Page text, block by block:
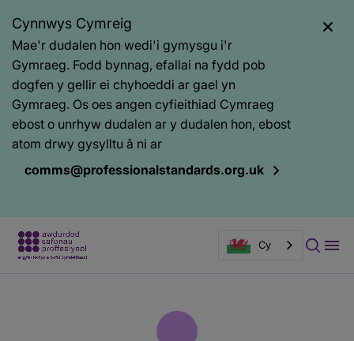
Cynnwys Cymreig
Mae'r dudalen hon wedi'i gymysgu i'r
Gymraeg. Fodd bynnag, efallai na fydd pob
dogfen y gellir ei chyhoeddi ar gael yn
Gymraeg. Os oes angen cyfieithiad Cymraeg
ebost o unrhyw dudalen ar y dudalen hon, ebost
atom drwy gysylltu â ni ar
comms@professionalstandards.org.uk
Cy